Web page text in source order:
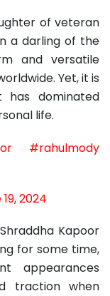
of veteran
a darling of the
and versatile
Yet, it is
dominated
life.
#rahulmody
2024
Kapoor
for some time,
appearances
traction when